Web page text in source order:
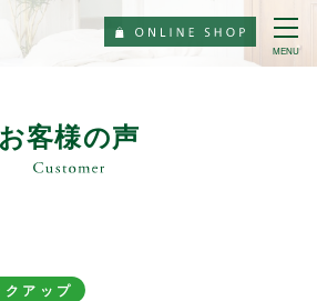
MENU
お客様の声
クアップ